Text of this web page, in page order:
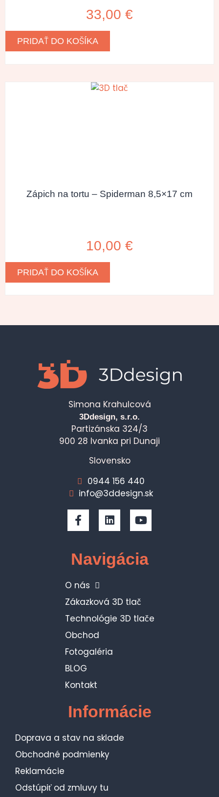
33,00 €
PRIDAŤ DO KOŠÍKA
Zápich na tortu – Spiderman 8,5×17 cm
10,00 €
PRIDAŤ DO KOŠÍKA
Simona Krahulcová
3Ddesign, s.r.o.
Partizánska 324/3
900 28 Ivanka pri Dunaji
Slovensko
0944 156 440
info@3ddesign.sk
Navigácia
O nás
Zákazková 3D tlač
Technológie 3D tlače
Obchod
Fotogaléria
BLOG
Kontakt
Informácie
Doprava a stav na sklade
Obchodné podmienky
Reklamácie
Odstúpiť od zmluvy tu